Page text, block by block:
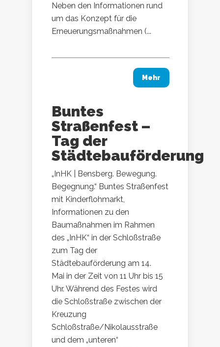
Neben den Informationen rund
um das Konzept für die
Erneuerungsmaßnahmen (...
Mehr
Buntes
Straßenfest –
Tag der
Städtebauförderung
„InHK | Bensberg. Bewegung.
Begegnung.“ Buntes Straßenfest
mit Kinderflohmarkt,
Informationen zu den
Baumaßnahmen im Rahmen
des „InHK“ in der Schloßstraße
zum Tag der
Städtebauförderung am 14.
Mai in der Zeit von 11 Uhr bis 15
Uhr. Während des Festes wird
die Schloßstraße zwischen der
Kreuzung
Schloßstraße/Nikolausstraße
und dem „unteren“